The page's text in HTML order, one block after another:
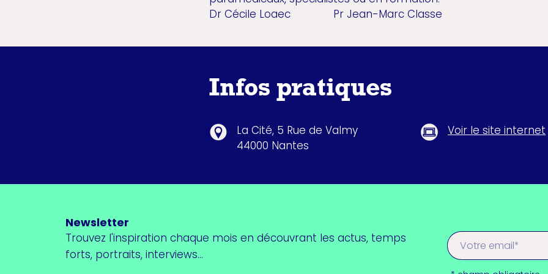
Dr Cécile Loaec Pr Jean-Marc Classe
Infos pratiques
La Cité, 5 Rue de Valmy
44000 Nantes
Voir le site internet
Newsletter
Trouvez l'inspiration chaque mois en découvrant les actus, temps
forts, portraits, interviews...